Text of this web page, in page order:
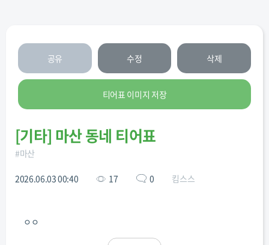
공유 수정 삭제
티어표 이미지 저장
[기타] 마산 동네 티어표
#마산
2026.06.03 00:40 17 0 킴스스
ㅇㅇ